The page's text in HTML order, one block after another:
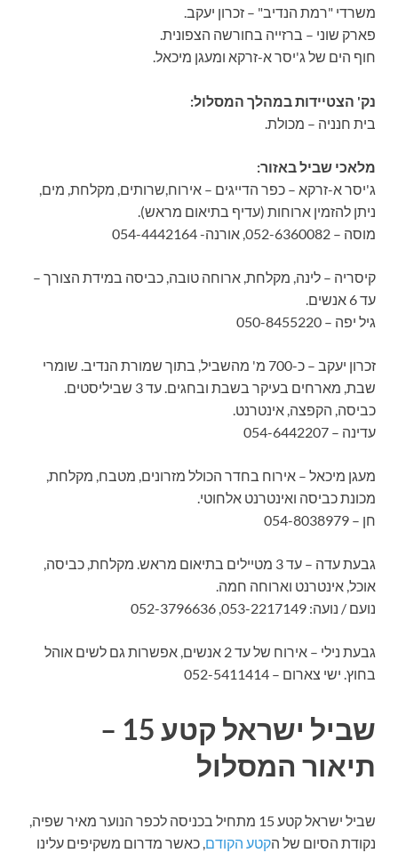
משרדי "רמת הנדיב" – זכרון יעקב.
פארק שוני – ברזייה בחורשה הצפונית.
חוף הים של ג'יסר א-זרקא ומעגן מיכאל.
נק' הצטיידות במהלך המסלול:
בית חנניה – מכולת.
מלאכי שביל באזור:
ג'יסר א-זרקא – כפר הדייגים – אירוח,שרותים, מקלחת, מים,
ניתן להזמין ארוחות (עדיף בתיאום מראש).
מוסה – 052-6360082, אורנה- 054-4442164
קיסריה – לינה, מקלחת, ארוחה טובה, כביסה במידת הצורך –
עד 6 אנשים.
גיל יפה – 050-8455220
זכרון יעקב – כ-700 מ' מהשביל, בתוך שמורת הנדיב. שומרי
שבת, מארחים בעיקר בשבת ובחגים. עד 3 שביליסטים.
כביסה, הקפצה, אינטרנט.
עדינה – 054-6442207
מעגן מיכאל – אירוח בחדר הכולל מזרונים, מטבח, מקלחת,
מכונת כביסה ואינטרנט אלחוטי.
חן – 054-8038979
גבעת עדה – עד 3 מטיילים בתיאום מראש. מקלחת, כביסה,
אוכל, אינטרנט וארוחה חמה.
נועם / נועה: 053-2217149, 052-3796636
גבעת נילי – אירוח של עד 2 אנשים, אפשרות גם לשים אוהל
בחוץ. ישי צארום – 052-5411414
שביל ישראל קטע 15 –
תיאור המסלול
שביל ישראל קטע 15 מתחיל בכניסה לכפר הנוער מאיר שפיה,
נקודת הסיום של הקטע הקודם , כאשר מדרום משקיפים עלינו